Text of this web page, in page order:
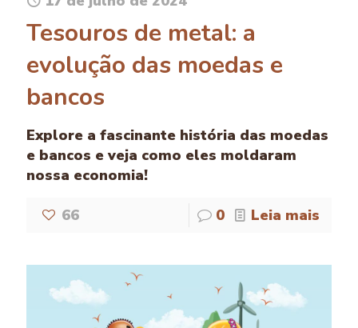
Tesouros de metal: a
evolução das moedas e
bancos
Explore a fascinante história das moedas
e bancos e veja como eles moldaram
nossa economia!
66 0 Leia mais